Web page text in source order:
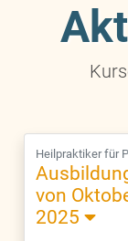
Heilpraktiker für
von
2025